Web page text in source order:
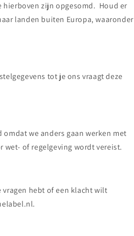
hierboven zijn opgesomd. Houd er
landen buiten Europa, waaronder
tot je ons vraagt deze
we anders gaan werken met
wet- of regelgeving wordt vereist.
vragen hebt of een klacht wilt